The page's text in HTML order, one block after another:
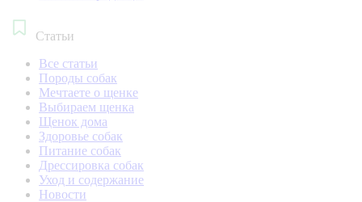
Статьи
Все статьи
Породы собак
Мечтаете о щенке
Выбираем щенка
Щенок дома
Здоровье собак
Питание собак
Дрессировка собак
Уход и содержание
Новости